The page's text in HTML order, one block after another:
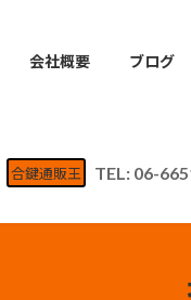
会社概要 ブログ
合鍵通販王 TEL: 06-